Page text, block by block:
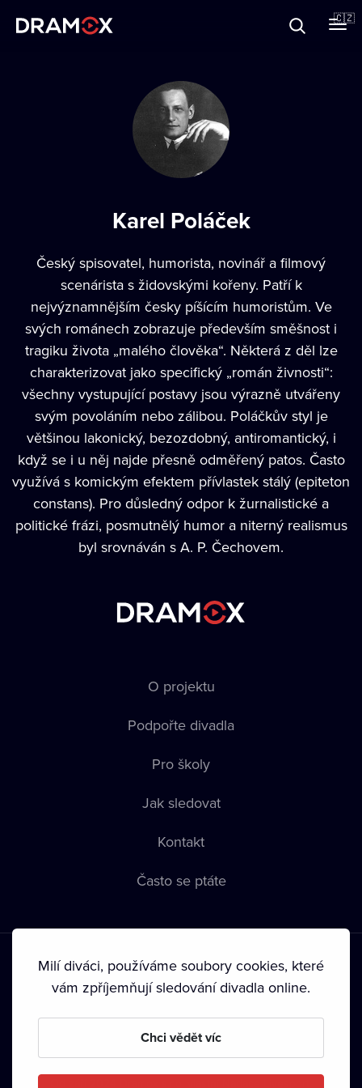
🇨🇿
Karel Poláček
Český spisovatel, humorista, novinář a filmový
scenárista s židovskými kořeny. Patří k
nejvýznamnějším česky píšícím humoristům. Ve
svých románech zobrazuje především směšnost i
tragiku života „malého člověka“. Některá z děl lze
charakterizovat jako specifický „román živnosti“:
všechny vystupující postavy jsou výrazně utvářeny
svým povoláním nebo zálibou. Poláčkův styl je
většinou lakonický, bezozdobný, antiromantický, i
když se i u něj najde přesně odměřený patos. Často
využívá s komickým efektem přívlastek stálý (epiteton
constans). Pro důsledný odpor k žurnalistické a
politické frázi, posmutnělý humor a niterný realismus
byl srovnáván s A. P. Čechovem.
O projektu
Podpořte divadla
Pro školy
Jak sledovat
Kontakt
Často se ptáte
Podmínky používání • Ochrana soukromí • Zásady používání
• Autorská práva•
Milí diváci, používáme soubory cookies, které
vám zpříjemňují sledování divadla online.
Chci vědět víc